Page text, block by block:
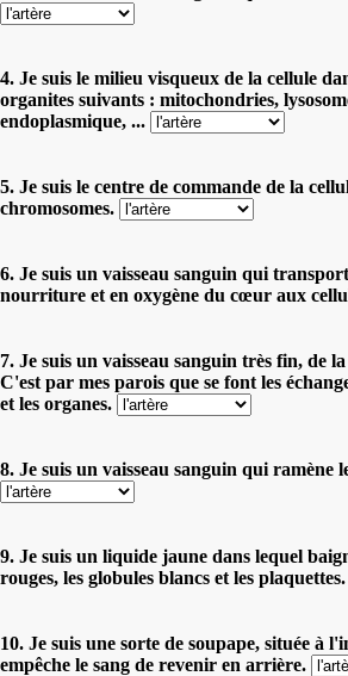
4. Je suis le milieu visqueux de la cellule
organites suivants : mitochondries,
endoplasmique, ...
5. Je suis le centre de commande de la
chromosomes.
6. Je suis un vaisseau sanguin qui
nourriture et en oxygène du cœur aux
7. Je suis un vaisseau sanguin très fin, de
C'est par mes parois que se font les
et les organes.
8. Je suis un vaisseau sanguin qui ramène
9. Je suis un liquide jaune dans lequel
rouges, les globules blancs et les plaquettes.
10. Je suis une sorte de soupape, située à
empêche le sang de revenir en arrière.